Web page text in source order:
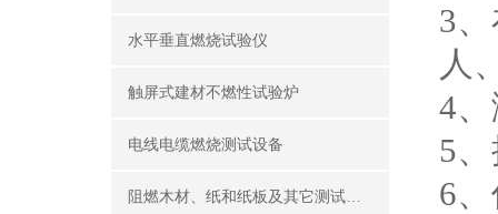
水平垂直燃烧试验仪
触屏式建材不燃性试验炉
电线电缆燃烧测试设备
阻燃木材、纸和纸板及其它测试设备
3
人
4
5
6